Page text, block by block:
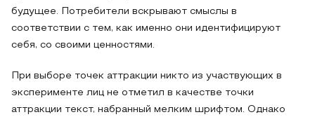
будущее. Потребители вскрывают смыслы в
соответствии с тем, как именно они идентифицируют
себя, со своими ценностями.
При выборе точек аттракции никто из участвующих в
эксперименте лиц не отметил в качестве точки
аттракции текст, набранный мелким шрифтом. Однако